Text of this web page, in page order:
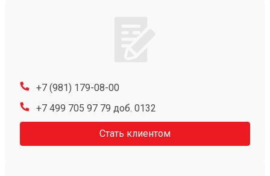
+7 (981) 179-08-00
+7 499 705 97 79 доб. 0132
Стать клиентом